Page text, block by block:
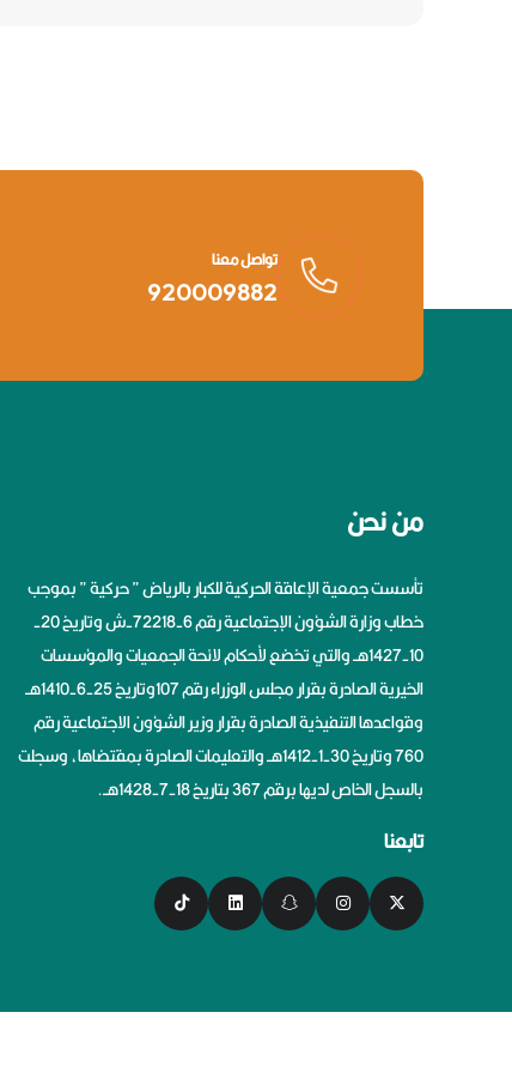
تواصل معنا
920009882
من نحن
تأسست جمعية الإعاقة الحركية للكبار بالرياض ” حركية ” بموجب
خطاب وزارة الشؤون الإجتماعية رقم 6-72218-ش وتاريخ 20-
10-1427هــ والتي تخضع لأحكام لائحة الجمعيات والمؤسسات
الخيرية الصادرة بقرار مجلس الوزراء رقم 107وتاريخ 25-6-1410هــ
وقواعدها التنفيذية الصادرة بقرار وزير الشؤون الاجتماعية رقم
760 وتاريخ 30-1-1412هــ والتعليمات الصادرة بمقتضاها، وسجلت
بالسجل الخاص لديها برقم 367 بتاريخ 18-7-1428هــ.
تابعنا